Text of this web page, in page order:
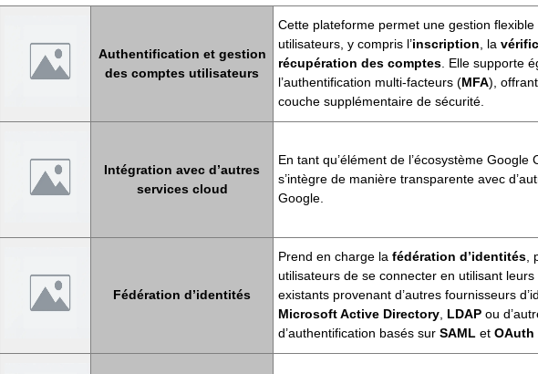
Authentification et gestion
des comptes utilisateurs
Cette plateforme permet une gestion
utilisateurs, y compris l’inscription , la
récupération des comptes . Elle supporte
l’authentification multi-facteurs (MFA),
couche supplémentaire de sécurité.
Intégration avec d’autres
services cloud
En tant qu’élément de l’écosystème Google
s’intègre de manière transparente avec
Google.
Fédération d’identités
Prend en charge lafédération d’identités
utilisateurs de se connecter en utilisant leurs
existants provenant d’autres fournisseurs
Microsoft Active Directory LDAPou
d’authentification basés surSAMLetOAuth